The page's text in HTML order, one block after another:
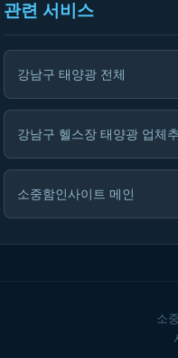
관련 서비스
강남구 태양광 전체
강남구 헬스장 태양광 업체
소중함인사이트 메인
소